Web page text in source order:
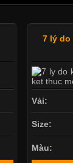
7 lý do
Vải:
Size:
Màu: